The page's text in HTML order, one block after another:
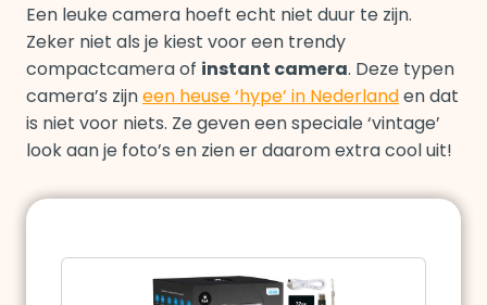
Een leuke camera hoeft echt niet duur te zijn.
Zeker niet als je kiest voor een trendy
compactcamera of instant camera. Deze typen
camera’s zijneen heuse ‘hype’ in Nederlanden dat
is niet voor niets. Ze geven een speciale ‘vintage’
look aan je foto’s en zien er daarom extra cool uit!